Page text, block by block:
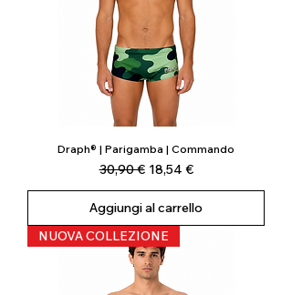
Draph® | Parigamba | Commando
Prezzo regolare
30,90 € Prezzo scontato
18,54 €
Aggiungi al carrello
NUOVA COLLEZIONE